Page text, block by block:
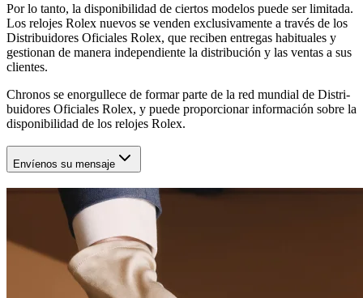
Por lo tanto, la disponibilidad de ciertos modelos puede ser limitada.
Los relojes Rolex nuevos se venden exclusivamente a través de los
Distribuidores Oficiales Rolex, que reciben entregas habituales y
gestionan de manera independiente la distribución y las ventas a sus
clientes.
Chronos se enorgullece de formar parte de la red mundial de Distri-
buidores Oficiales Rolex, y puede proporcionar información sobre la
disponibilidad de los relojes Rolex.
Envíenos su mensaje